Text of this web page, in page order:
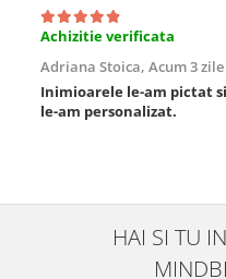
Achizitie verificata
Adriana Stoica, Acum 3 zile
Inimioarele le-am pictat si
le-am personalizat.
HAI SI TU